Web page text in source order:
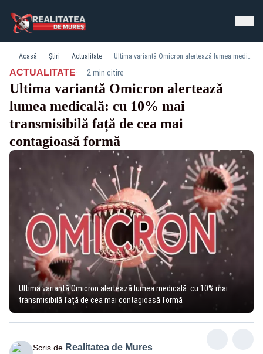
Acasă Știri Actualitate Ultima variantă Omicron alertează lumea medicală: cu 10% mai transmisibilă față de cea mai contagioasă formă
ACTUALITATE· 2 min citire
Ultima variantă Omicron alertează
lumea medicală: cu 10% mai
transmisibilă față de cea mai
contagioasă formă
Ultima variantă Omicron alertează lumea medicală: cu 10% mai
transmisibilă față de cea mai contagioasă formă
Scris de Realitatea de Mures